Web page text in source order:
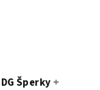
Šperky +